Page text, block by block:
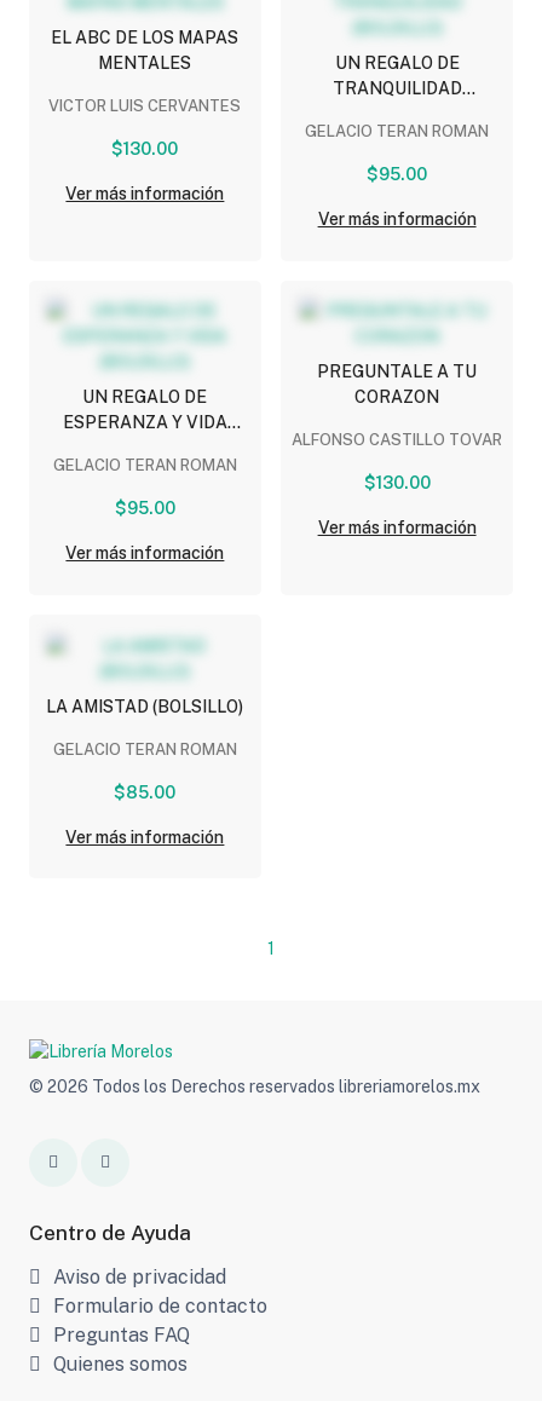
EL ABC DE LOS MAPAS
MENTALES
VICTOR LUIS CERVANTES
$130.00
Ver más información
UN REGALO DE
TRANQUILIDAD
GELACIO TERAN ROMAN
$95.00
Ver más información
UN REGALO DE
ESPERANZA Y VIDA
GELACIO TERAN ROMAN
$95.00
Ver más información
PREGUNTALE A TU
CORAZON
ALFONSO CASTILLO TOVAR
$130.00
Ver más información
LA AMISTAD (BOLSILLO)
GELACIO TERAN ROMAN
$85.00
Ver más información
1
© 2026 Todos los Derechos reservados libreriamorelos.mx
Centro de Ayuda
Aviso de privacidad
Formulario de contacto
Preguntas FAQ
Quienes somos